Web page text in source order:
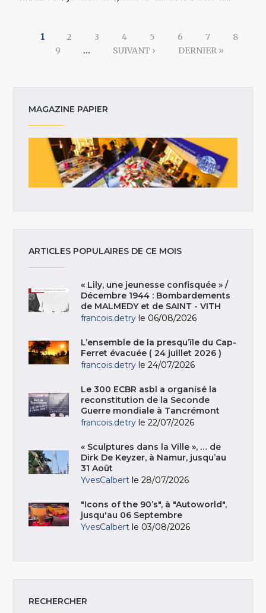
1 2 3 4 5 6 7
8
9
… SUIVANT › DERNIER »
MAGAZINE PAPIER
ARTICLES POPULAIRES DE CE MOIS
« Lily, une jeunesse confisquée » /
Décembre 1944 : Bombardements
de MALMEDY et de SAINT - VITH
francois.detry le 06/08/2026
L’ensemble de la presqu’île du Cap-
Ferret évacuée ( 24 juillet 2026 )
francois.detry le 24/07/2026
Le 300 ECBR asbl a organisé la
reconstitution de la Seconde
Guerre mondiale à Tancrémont
francois.detry le 22/07/2026
« Sculptures dans la Ville », … de
Dirk De Keyzer, à Namur, jusqu’au
31 Août
YvesCalbert le 28/07/2026
"Icons of the 90’s", à "Autoworld",
jusqu'au 06 Septembre
YvesCalbert le 03/08/2026
RECHERCHER